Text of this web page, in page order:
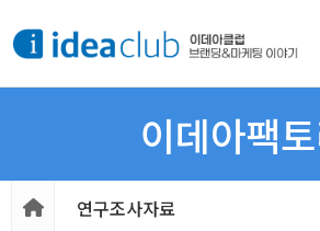
이데아팩
연구조사자료